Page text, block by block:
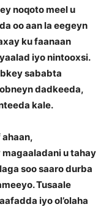
noqoto meel u
oo aan la eegeyn
ku faanaan
iyo nintooxsi.
sababta
dadkeeda,
kale.
u tahay
soo saaro durba
Tusaale
iyo ol’olaha